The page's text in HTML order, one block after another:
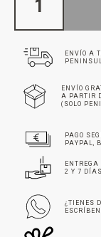
ENVÍO A
ENVÍO
A PARTIR
(SOLO
PAGO
PAYPAL,
ENTREGA
2 Y 7
¿TIENES